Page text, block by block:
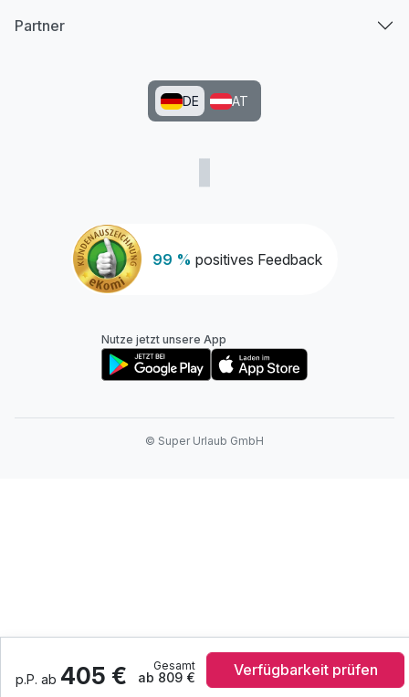
p.P. ab 405 € Gesamt
ab 809 € Verfügbarkeit prüfen
99 % positives Feedback
Partner
DE AT
Nutze jetzt unsere App
© Super Urlaub GmbH